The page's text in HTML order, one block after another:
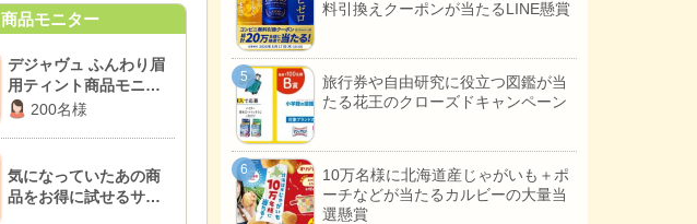
商品モニター
デジャヴュ ふんわり眉
用ティント商品モニタ
ー 200名様
気になっていたあの商
品をお得に試せるサイ
料引換えクーポンが当たるLINE懸賞
旅行券や自由研究に役立つ図鑑が当
たる花王のクローズドキャンペーン
10万名様に北海道産じゃがいも＋ポ
ーチなどが当たるカルビーの大量当
選懸賞